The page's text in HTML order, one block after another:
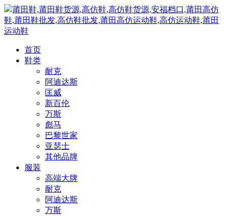
莆田鞋,莆田鞋货源,高仿鞋,高仿鞋货源,安福档口,莆田高仿
鞋,莆田鞋批发,高仿鞋批发,莆田高仿运动鞋,高仿运动鞋,莆田
运动鞋
首页
鞋类
耐克
阿迪达斯
匡威
新百伦
万斯
彪马
巴黎世家
亚瑟士
其他品牌
服装
高端大牌
耐克
阿迪达斯
万斯